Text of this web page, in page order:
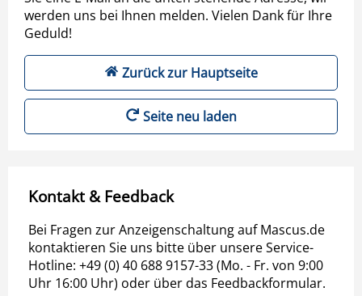
werden uns bei Ihnen melden. Vielen Dank für Ihre
Geduld!
Zurück zur Hauptseite
Seite neu laden
Kontakt & Feedback
Bei Fragen zur Anzeigenschaltung auf Mascus.de
kontaktieren Sie uns bitte über unsere Service-
Hotline: +49 (0) 40 688 9157-33 (Mo. - Fr. von 9:00
Uhr 16:00 Uhr) oder über das Feedbackformular.